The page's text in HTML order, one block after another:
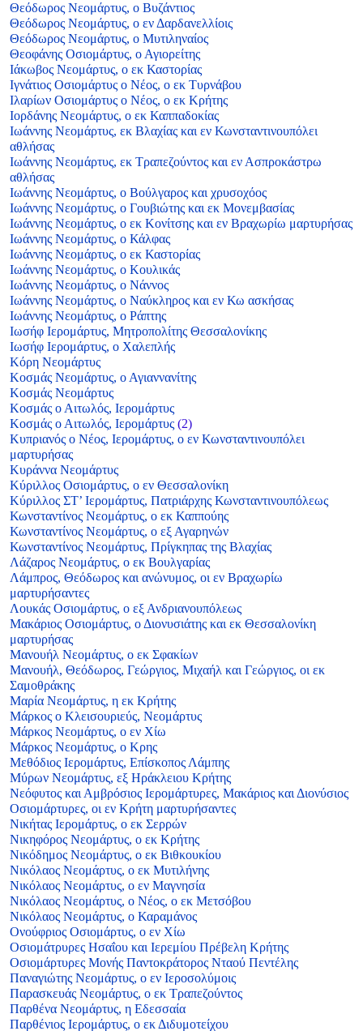
Θεόδωρος Νεομάρτυς, ο Βυζάντιος
Θεόδωρος Νεομάρτυς, ο εν Δαρδανελλίοις
Θεόδωρος Νεομάρτυς, ο Μυτιληναίος
Θεοφάνης Οσιομάρτυς, ο Αγιορείτης
Ιάκωβος Νεομάρτυς, ο εκ Καστορίας
Ιγνάτιος Οσιομάρτυς ο Νέος, ο εκ Τυρνάβου
Ιλαρίων Οσιομάρτυς ο Νέος, ο εκ Κρήτης
Ιορδάνης Νεομάρτυς, ο εκ Καππαδοκίας
Ιωάννης Νεομάρτυς, εκ Βλαχίας και εν Κωνσταντινουπόλει
αθλήσας
Ιωάννης Νεομάρτυς, εκ Τραπεζούντος και εν Ασπροκάστρω
αθλήσας
Ιωάννης Νεομάρτυς, ο Βούλγαρος και χρυσοχόος
Ιωάννης Νεομάρτυς, ο Γουβιώτης και εκ Μονεμβασίας
Ιωάννης Νεομάρτυς, ο εκ Κονίτσης και εν Βραχωρίω μαρτυρήσας
Ιωάννης Νεομάρτυς, ο Κάλφας
Ιωάννης Νεομάρτυς, ο εκ Καστορίας
Ιωάννης Νεομάρτυς, ο Κουλικάς
Ιωάννης Νεομάρτυς, ο Νάννος
Ιωάννης Νεομάρτυς, ο Ναύκληρος και εν Κω ασκήσας
Ιωάννης Νεομάρτυς, ο Ράπτης
Ιωσήφ Ιερομάρτυς, Μητροπολίτης Θεσσαλονίκης
Ιωσήφ Ιερομάρτυς, ο Χαλεπλής
Κόρη Νεομάρτυς
Κοσμάς Νεομάρτυς, ο Αγιαννανίτης
Κοσμάς Νεομάρτυς
Κοσμάς ο Αιτωλός, Ιερομάρτυς
Κοσμάς ο Αιτωλός, Ιερομάρτυς (2)
Κυπριανός ο Νέος, Ιερομάρτυς, ο εν Κωνσταντινουπόλει
μαρτυρήσας
Κυράννα Νεομάρτυς
Κύριλλος Οσιομάρτυς, ο εν Θεσσαλονίκη
Κύριλλος ΣΤ’ Ιερομάρτυς, Πατριάρχης Κωνσταντινουπόλεως
Κωνσταντίνος Νεομάρτυς, ο εκ Καππούης
Κωνσταντίνος Νεομάρτυς, ο εξ Αγαρηνών
Κωνσταντίνος Νεομάρτυς, Πρίγκηπας της Βλαχίας
Λάζαρος Νεομάρτυς, ο εκ Βουλγαρίας
Λάμπρος, Θεόδωρος και ανώνυμος, οι εν Βραχωρίω
μαρτυρήσαντες
Λουκάς Οσιομάρτυς, ο εξ Ανδριανουπόλεως
Μακάριος Οσιομάρτυς, ο Διονυσιάτης και εκ Θεσσαλονίκη
μαρτυρήσας
Μανουήλ Νεομάρτυς, ο εκ Σφακίων
Μανουήλ, Θεόδωρος, Γεώργιος, Μιχαήλ και Γεώργιος, οι εκ
Σαμοθράκης
Μαρία Νεομάρτυς, η εκ Κρήτης
Μάρκος ο Κλεισουριεύς, Νεομάρτυς
Μάρκος Νεομάρτυς, ο εν Χίω
Μάρκος Νεομάρτυς, ο Κρης
Μεθόδιος Ιερομάρτυς, Επίσκοπος Λάμπης
Μύρων Νεομάρτυς, εξ Ηράκλειου Κρήτης
Νεόφυτος και Αμβρόσιος Ιερομάρτυρες, Μακάριος και Διονύσιος
Οσιομάρτυρες, οι εν Κρήτη μαρτυρήσαντες
Νικήτας Ιερομάρτυς, ο εκ Σερρών
Νικηφόρος Νεομάρτυς, ο εκ Κρήτης
Νικόδημος Νεομάρτυς, ο εκ Βιθκουκίου
Νικόλαος Νεομάρτυς, ο εκ Μυτιλήνης
Νικόλαος Νεομάρτυς, ο εν Μαγνησία
Νικόλαος Νεομάρτυς, ο Νέος, ο εκ Μετσόβου
Νικόλαος Νεομάρτυς, ο Καραμάνος
Ονούφριος Οσιομάρτυς, ο εν Χίω
Οσιομάτρυρες Ησαΐου και Ιερεμίου Πρέβελη Κρήτης
Οσιομάρτυρες Μονής Παντοκράτορος Νταού Πεντέλης
Παναγιώτης Νεομάρτυς, ο εν Ιεροσολύμοις
Παρασκευάς Νεομάρτυς, ο εκ Τραπεζούντος
Παρθένα Νεομάρτυς, η Εδεσσαία
Παρθένιος Ιερομάρτυς, ο εκ Διδυμοτείχου